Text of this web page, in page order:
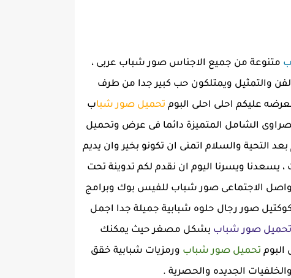
متنوعة من جميع الاجناس صور شباب عربى ،
والتمثيل ويمتلكون حب كبير جدا من طرف
عليكم احلى احلى البوم تحميل صور شباب
الشامل المتميزة دائما فى عرض وتحميل
التحية والسلام اتمنى ان تكونو بخير وان يديم
يسعدنا ويسرنا اليوم ان نقدم لكم تدوينة تحت
مواقع التواصل الاجتماعى صور شباب للفيس بوك وبرامج
كوكتيل صور رجال حلوه شبابية جميلة جدا اجمل
تحميل صور شباب بشكل مصغر حيث يمكنك
تحميل صور شباب ورمزيات شبابية خقق
الجديده والحصرية .